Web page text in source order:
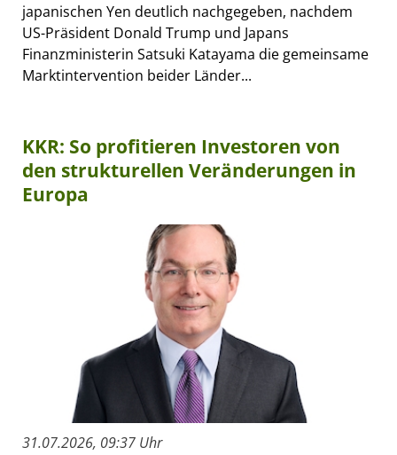
japanischen Yen deutlich nachgegeben, nachdem
US-Präsident Donald Trump und Japans
Finanzministerin Satsuki Katayama die gemeinsame
Marktintervention beider Länder...
KKR: So profitieren Investoren von
den strukturellen Veränderungen in
Europa
31.07.2026, 09:37 Uhr